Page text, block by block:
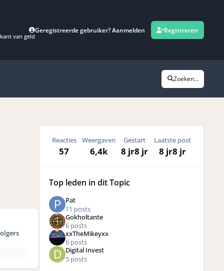
van geld
Geregistreerde gebruiker? Aanmelden Registreren
Zoeken...
Reacties
57
Weergaven
6,4k
Gestart
8 jr8 jr
Laatste post
8 jr8 jr
Top leden in dit Topic
Pat
11 posts
Gokholtante
6 posts
xxTheMikeyxx
6 posts
Digital Invest
5 posts